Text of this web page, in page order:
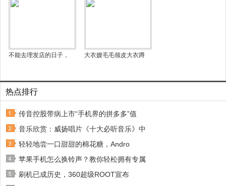
不能去理发店的日子， 大衣嫂毛毛领皮大衣蹲
热点排行
传音控股带病上市“手机界的拼多多”值
音乐欣赏：威扬唱片《十大必听音乐》中
轻轻地尝一口甜甜的棉花糖，Andro
苹果手机怎么换铃声？教你轻松拥有专属
刷机已成历史，360超级ROOT宣布